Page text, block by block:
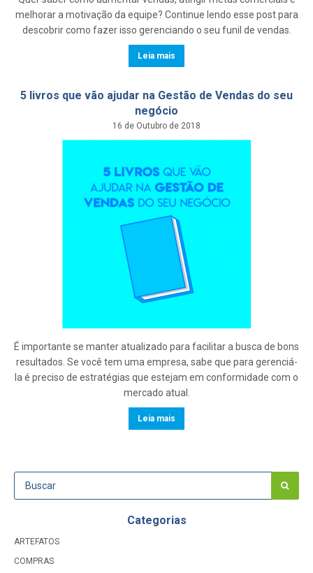
melhorar a motivação da equipe? Continue lendo esse post para
descobrir como fazer isso gerenciando o seu funil de vendas.
Leia mais
5 livros que vão ajudar na Gestão de Vendas do seu
negócio
16 de Outubro de 2018
É importante se manter atualizado para facilitar a busca de bons
resultados. Se você tem uma empresa, sabe que para gerenciá-
la é preciso de estratégias que estejam em conformidade com o
mercado atual.
Leia mais
Categorias
ARTEFATOS
COMPRAS